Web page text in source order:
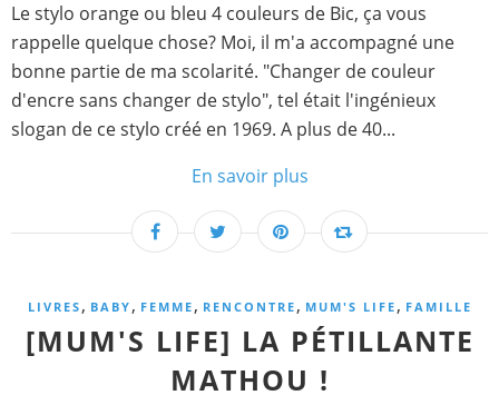
Le stylo orange ou bleu 4 couleurs de Bic, ça vous
rappelle quelque chose? Moi, il m'a accompagné une
bonne partie de ma scolarité. "Changer de couleur
d'encre sans changer de stylo", tel était l'ingénieux
slogan de ce stylo créé en 1969. A plus de 40...
En savoir plus
LIVRES, BABY, FEMME, RENCONTRE, MUM'S LIFE, FAMILLE
[MUM'S LIFE] LA PÉTILLANTE
MATHOU !